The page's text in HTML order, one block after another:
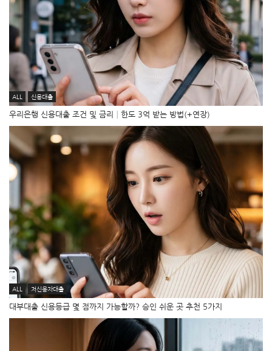
ALL 신용대출
우리은행 신용대출 조건 및 금리│한도 3억 받는 방법(+연장)
ALL 저신용자대출
대부대출 신용등급 몇 점까지 가능할까? 승인 쉬운 곳 추천 5가지